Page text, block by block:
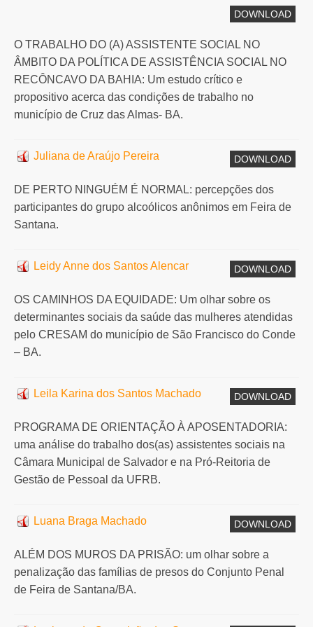
DOWNLOAD
O TRABALHO DO (A) ASSISTENTE SOCIAL NO
ÂMBITO DA POLÍTICA DE ASSISTÊNCIA SOCIAL NO
RECÔNCAVO DA BAHIA: Um estudo crítico e
propositivo acerca das condições de trabalho no
município de Cruz das Almas- BA.
Juliana de Araújo Pereira DOWNLOAD
DE PERTO NINGUÉM É NORMAL: percepções dos
participantes do grupo alcoólicos anônimos em Feira de
Santana.
Leidy Anne dos Santos Alencar DOWNLOAD
OS CAMINHOS DA EQUIDADE: Um olhar sobre os
determinantes sociais da saúde das mulheres atendidas
pelo CRESAM do município de São Francisco do Conde
– BA.
Leila Karina dos Santos Machado DOWNLOAD
PROGRAMA DE ORIENTAÇÃO À APOSENTADORIA:
uma análise do trabalho dos(as) assistentes sociais na
Câmara Municipal de Salvador e na Pró-Reitoria de
Gestão de Pessoal da UFRB.
Luana Braga Machado DOWNLOAD
ALÉM DOS MUROS DA PRISÃO: um olhar sobre a
penalização das famílias de presos do Conjunto Penal
de Feira de Santana/BA.